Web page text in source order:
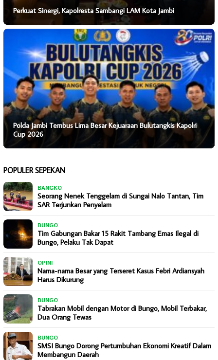
Perkuat Sinergi, Kapolresta Sambangi LAM Kota Jambi
Polda Jambi Tembus Lima Besar Kejuaraan Bulutangkis Kapolri
Cup 2026
POPULER SEPEKAN
BANGKO
Seorang Nenek Tenggelam di Sungai Nalo Tantan, Tim
SAR Terjunkan Penyelam
BUNGO
Tim Gabungan Bakar 15 Rakit Tambang Emas Ilegal di
Bungo, Pelaku Tak Dapat
OPINI
Nama-nama Besar yang Terseret Kasus Febri Ardiansyah
Harus Dikurung
BUNGO
Tabrakan Mobil dengan Motor di Bungo, Mobil Terbakar,
Dua Orang Tewas
BUNGO
SMSI Bungo Dorong Pertumbuhan Ekonomi Kreatif Dalam
Membangun Daerah